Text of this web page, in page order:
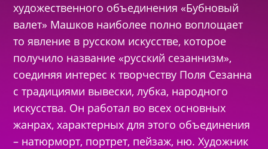
художественного объединения «Бубновый
валет» Машков наиболее полно воплощает
то явление в русском искусстве, которое
получило название «русский сезаннизм»,
соединяя интерес к творчеству Поля Сезанна
с традициями вывески, лубка, народного
искусства. Он работал во всех основных
жанрах, характерных для этого объединения
– натюрморт, портрет, пейзаж, ню. Художник